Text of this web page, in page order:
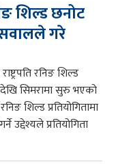
शिल्ड छनोट
गरे
रनिङ शिल्ड
सिमरामा सुरु भएको
रनिङ शिल्ड प्रतियोगितामा
उद्देश्यले प्रतियोगिता